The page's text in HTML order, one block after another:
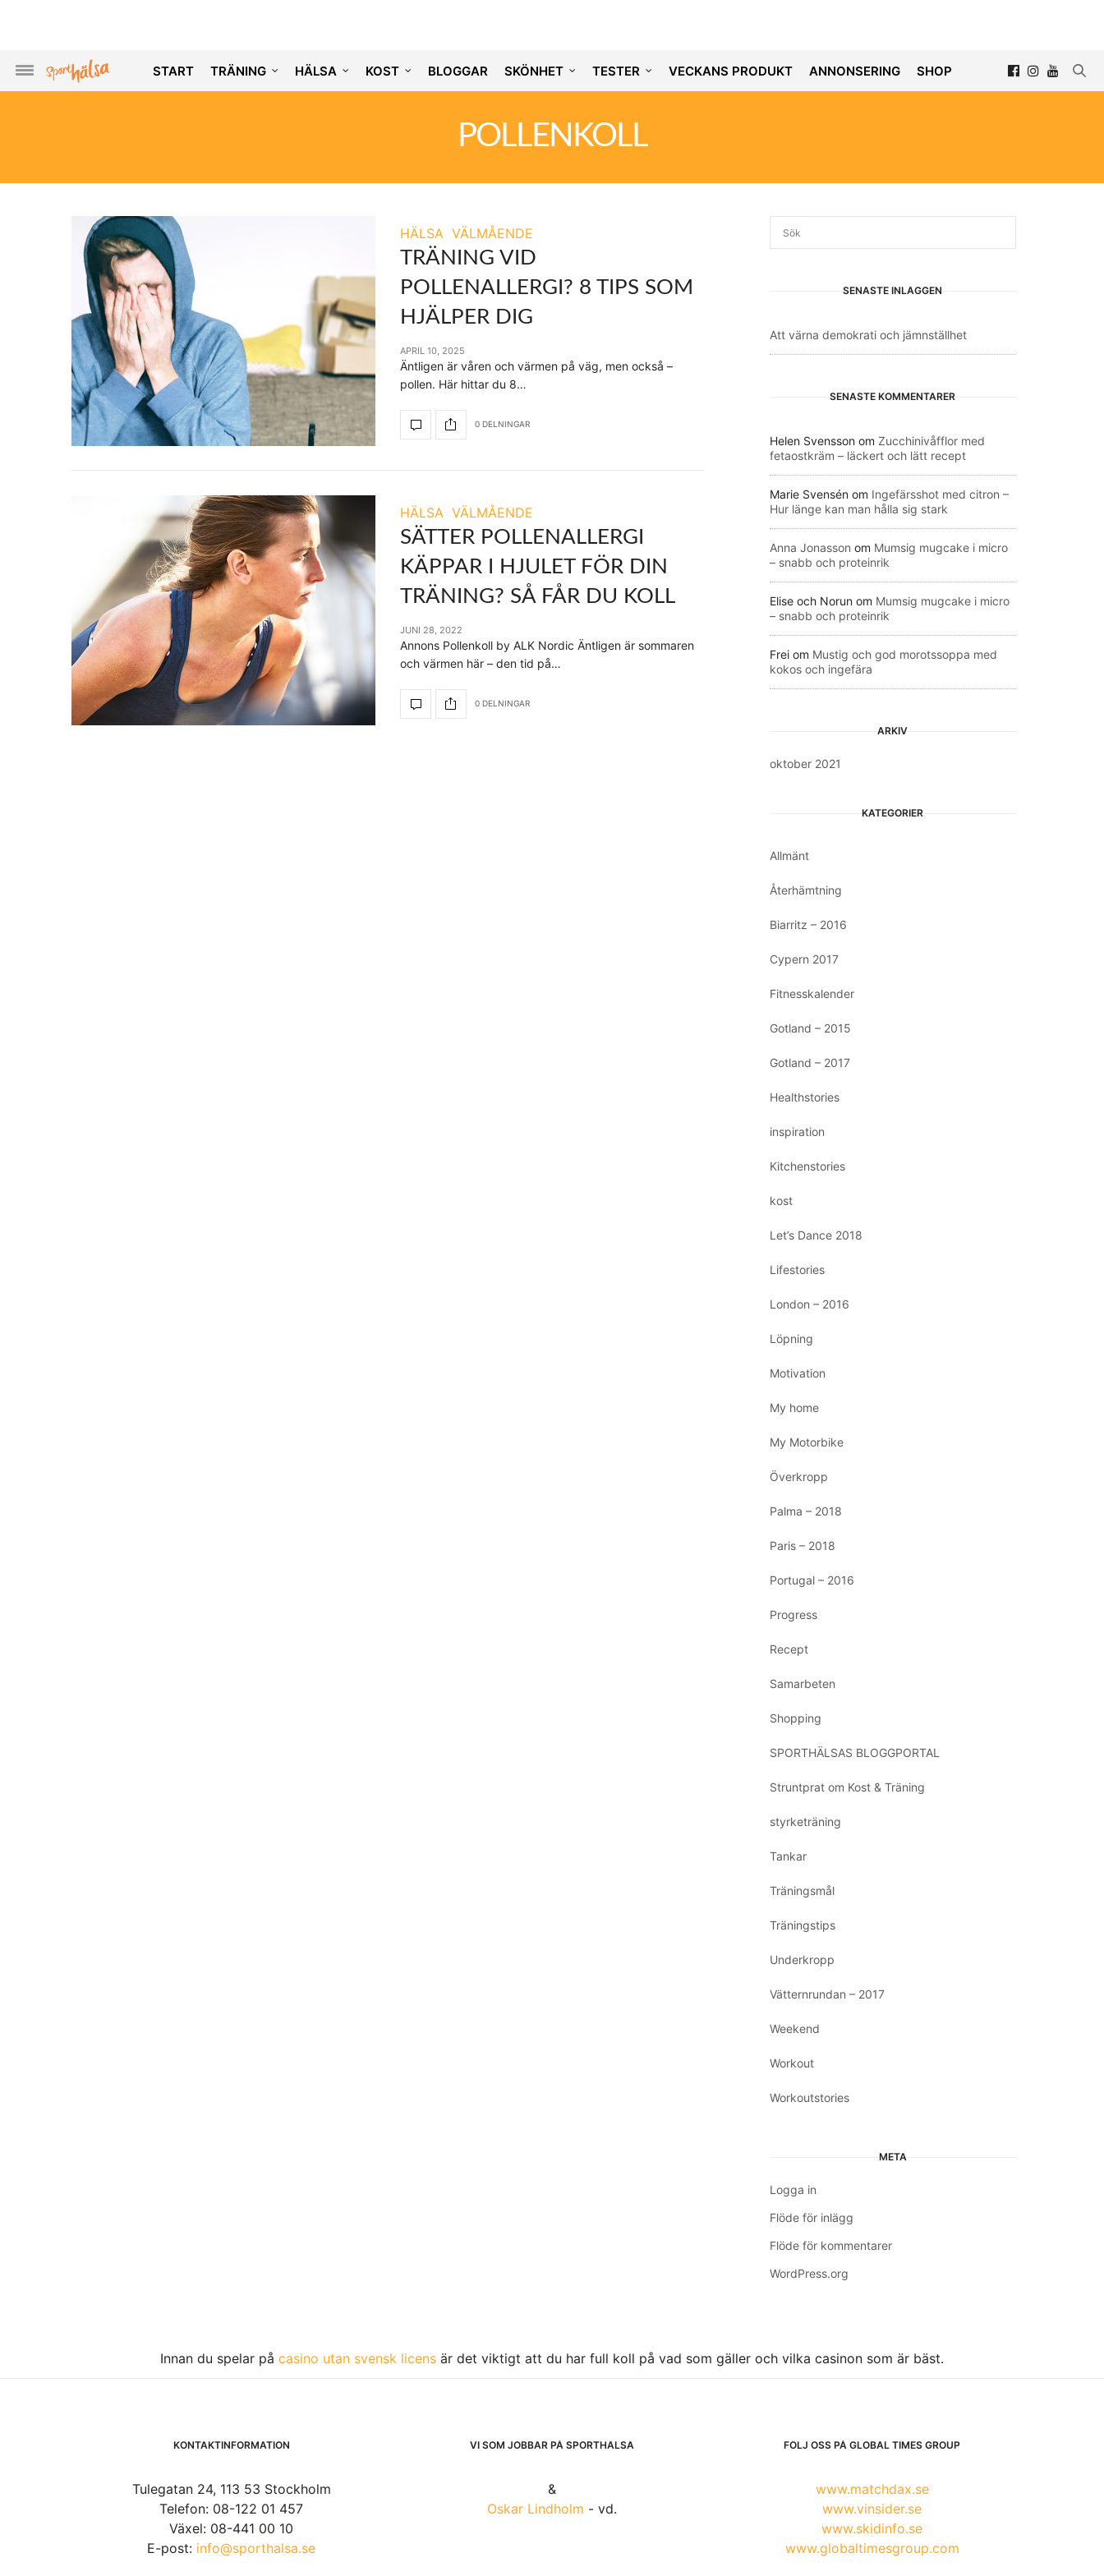
START TRÄNING HÄLSA KOST BLOGGAR SKÖNHET TESTER VECKANS PRODUKT ANNONSERING SHOP
POLLENKOLL
HÄLSA VÄLMÅENDE
TRÄNING VID
POLLENALLERGI? 8 TIPS SOM
HJÄLPER DIG
APRIL 10, 2025
Äntligen är våren och värmen på väg, men också –
pollen. Här hittar du 8…
0 DELNINGAR
HÄLSA VÄLMÅENDE
SÄTTER POLLENALLERGI
KÄPPAR I HJULET FÖR DIN
TRÄNING? SÅ FÅR DU KOLL
JUNI 28, 2022
Annons Pollenkoll by ALK Nordic Äntligen är sommaren
och värmen här – den tid på…
0 DELNINGAR
SENASTE INLÄGGEN
Att värna demokrati och jämnställhet
SENASTE KOMMENTARER
Helen Svensson om Zucchinivåfflor med
fetaostkräm – läckert och lätt recept
Marie Svensén om Ingefärsshot med citron –
Hur länge kan man hålla sig stark
Anna Jonasson om Mumsig mugcake i micro
– snabb och proteinrik
Elise och Norun om Mumsig mugcake i micro
– snabb och proteinrik
Frei om Mustig och god morotssoppa med
kokos och ingefära
ARKIV
oktober 2021
KATEGORIER
Allmänt
Återhämtning
Biarritz – 2016
Cypern 2017
Fitnesskalender
Gotland – 2015
Gotland – 2017
Healthstories
inspiration
Kitchenstories
kost
Let’s Dance 2018
Lifestories
London – 2016
Löpning
Motivation
My home
My Motorbike
Överkropp
Palma – 2018
Paris – 2018
Portugal – 2016
Progress
Recept
Samarbeten
Shopping
SPORTHÄLSAS BLOGGPORTAL
Struntprat om Kost & Träning
styrketräning
Tankar
Träningsmål
Träningstips
Underkropp
Vätternrundan – 2017
Weekend
Workout
Workoutstories
META
Logga in
Flöde för inlägg
Flöde för kommentarer
WordPress.org
Innan du spelar på casino utan svensk licens är det viktigt att du har full koll på vad som gäller och vilka casinon som är bäst.
KONTAKTINFORMATION
Tulegatan 24, 113 53 Stockholm
Telefon: 08-122 01 457
Växel: 08-441 00 10
E-post: info@sporthalsa.se
VI SOM JOBBAR PÅ SPORTHÄLSA
&
Oskar Lindholm - vd.
FÖLJ OSS PÅ GLOBAL TIMES GROUP
www.matchdax.se
www.vinsider.se
www.skidinfo.se
www.globaltimesgroup.com